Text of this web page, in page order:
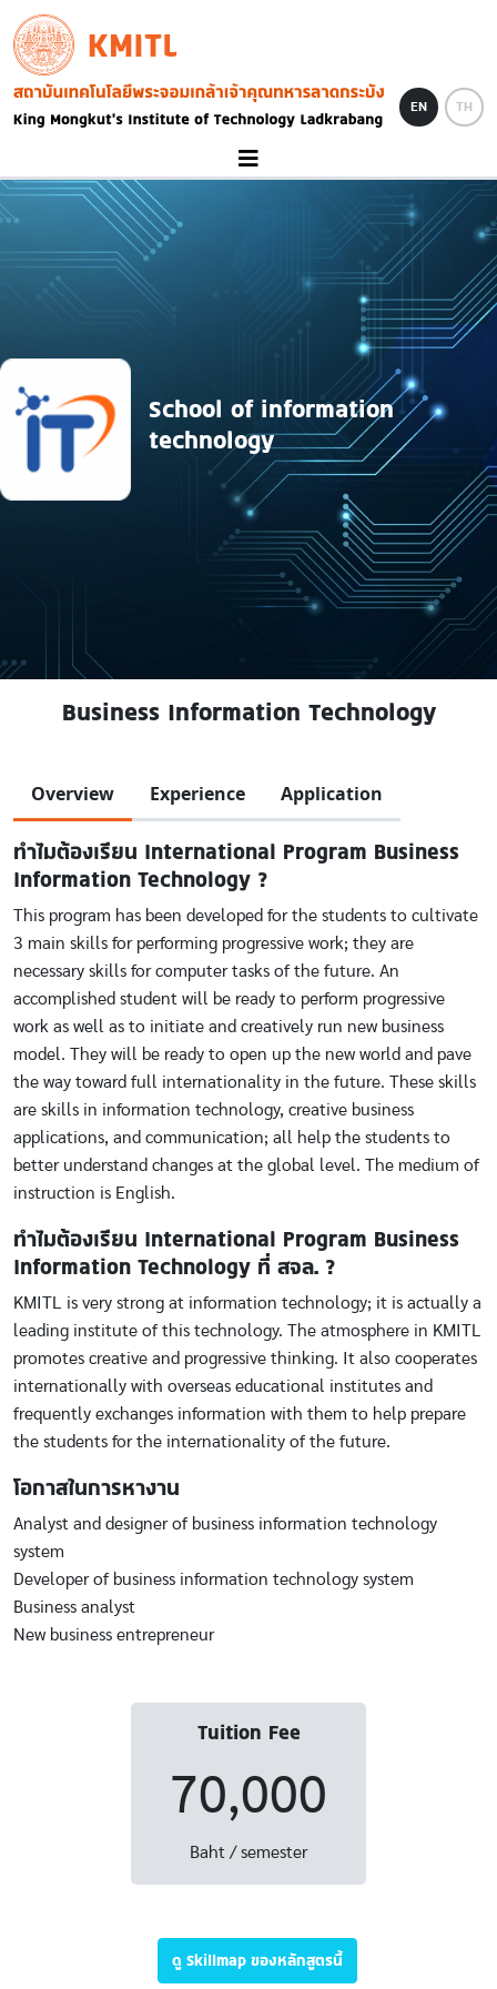
Skip to main content
KMITL
Image
EN TH
School of information
technology
Business Information Technology
Overview Experience Application
ทำไมต้องเรียน International Program Business
Information Technology ?
This program has been developed for the students to cultivate
3 main skills for performing progressive work; they are
necessary skills for computer tasks of the future. An
accomplished student will be ready to perform progressive
work as well as to initiate and creatively run new business
model. They will be ready to open up the new world and pave
the way toward full internationality in the future. These skills
are skills in information technology, creative business
applications, and communication; all help the students to
better understand changes at the global level. The medium of
instruction is English.
ทำไมต้องเรียน International Program Business
Information Technology ที่ สจล. ?
KMITL is very strong at information technology; it is actually a
leading institute of this technology. The atmosphere in KMITL
promotes creative and progressive thinking. It also cooperates
internationally with overseas educational institutes and
frequently exchanges information with them to help prepare
the students for the internationality of the future.
โอกาสในการหางาน
Analyst and designer of business information technology
system
Developer of business information technology system
Business analyst
New business entrepreneur
Tuition Fee
70,000
Baht / semester
ดู Skillmap ของหลักสูตรนี้